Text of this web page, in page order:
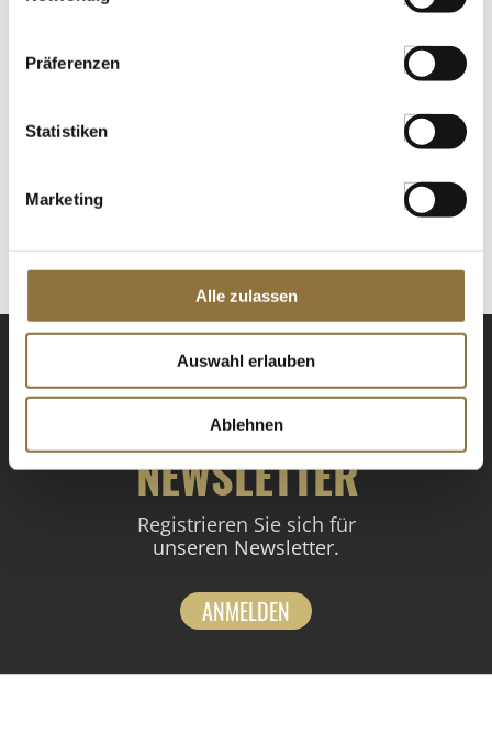
Präferenzen
Statistiken
Marketing
Alle zulassen
Auswahl erlauben
Ablehnen
NEWSLETTER
Registrieren Sie sich für
unseren Newsletter.
ANMELDEN